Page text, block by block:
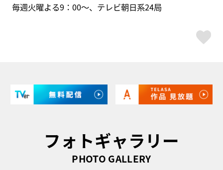
毎週火曜よる9：00～、テレビ朝日系24局
フォトギャラリー
PHOTO GALLERY